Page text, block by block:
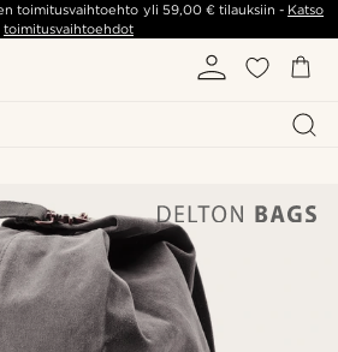
toimitusvaihtoehto yli 59,00 €tilauksiin - Katso
toimitusvaihtoehdot